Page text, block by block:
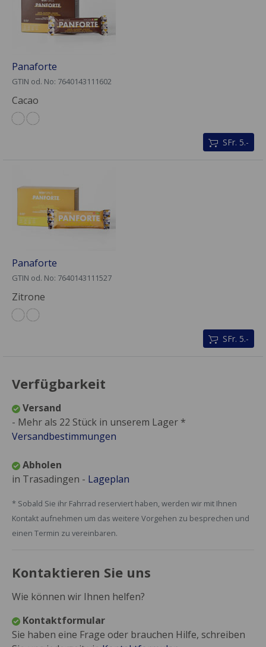
Panaforte
GTIN od. No: 7640143111602
Cacao
SFr. 5.-
Panaforte
GTIN od. No: 7640143111527
Zitrone
SFr. 5.-
Verfügbarkeit
Versand
- Mehr als 22 Stück in unserem Lager *
Versandbestimmungen
Abholen
in Trasadingen - Lageplan
* Sobald Sie ihr Fahrrad reserviert haben, werden wir mit Ihnen
Kontakt aufnehmen um das weitere Vorgehen zu besprechen und
einen Termin zu vereinbaren.
Kontaktieren Sie uns
Wie können wir Ihnen helfen?
Kontaktformular
Sie haben eine Frage oder brauchen Hilfe, schreiben